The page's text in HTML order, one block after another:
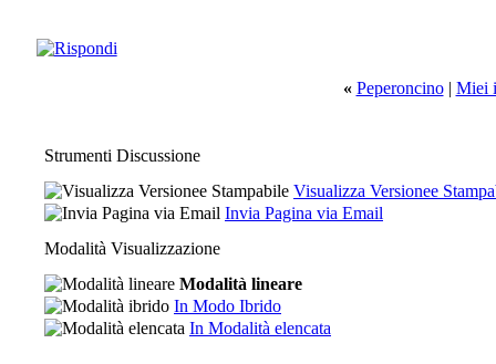
« Peperoncino| Miei
Strumenti Discussione
Visualizza Versionee
Invia Pagina via Email
Modalità Visualizzazione
Modalità lineare
In Modo Ibrido
In Modalità elencata